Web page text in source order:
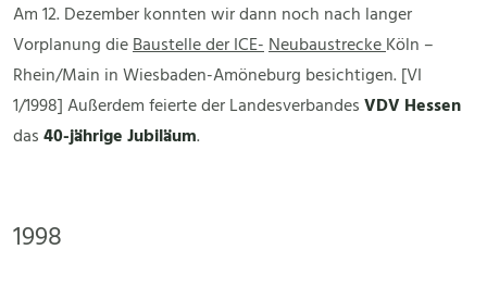
Am 12. Dezember konnten wir dann noch nach langer
Vorplanung dieBaustelle der ICE-NeubaustreckeKöln –
Rhein/Main in Wiesbaden-Amöneburg besichtigen. [VI
1/1998] Außerdem feierte der LandesverbandesVDV Hessen
das40-jährige Jubiläum.
1998